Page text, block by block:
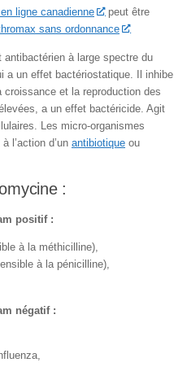
ligne canadienne
peut être
sans ordonnance
antibactérien à large spectre du
a un effet bactériostatique. Il inhibe
et la reproduction des
a un effet bactéricide. Agit
Les micro-organismes
l’action d’un antibiotique ou
:
positif :
à la méthicilline),
à la pénicilline),
négatif :